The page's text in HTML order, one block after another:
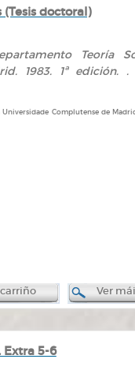
doctoral)
Teoría
1983. 1ª edición.
Complutense de
Ver
Extra 5-6